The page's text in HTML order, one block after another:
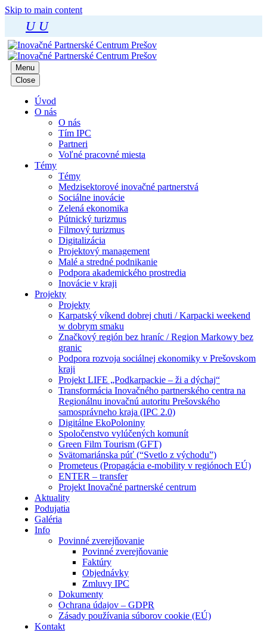
Skip to main content
U U
Menu
Close
Úvod
O nás
O nás
Tím IPC
Partneri
Voľné pracovné miesta
Témy
Témy
Medzisektorové inovačné partnerstvá
Sociálne inovácie
Zelená ekonomika
Pútnický turizmus
Filmový turizmus
Digitalizácia
Projektový management
Malé a stredné podnikanie
Podpora akademického prostredia
Inovácie v kraji
Projekty
Projekty
Karpatský víkend dobrej chuti / Karpacki weekend
w dobrym smaku
Značkový región bez hraníc / Region Markowy bez
granic
Podpora rozvoja sociálnej ekonomiky v Prešovskom
kraji
Projekt LIFE „Podkarpackie – ži a dýchaj“
Transformácia Inovačného partnerského centra na
Regionálnu inovačnú autoritu Prešovského
samosprávneho kraja (IPC 2.0)
Digitálne EkoPoloniny
Spoločenstvo vylúčených komunít
Green Film Tourism (GFT)
Svätomariánska púť (“Svetlo z východu”)
Prometeus (Propagácia e-mobility v regiónoch EÚ)
ENTER – transfer
Projekt Inovačné partnerské centrum
Aktuality
Podujatia
Galéria
Info
Povinné zverejňovanie
Povinné zverejňovanie
Faktúry
Objednávky
Zmluvy IPC
Dokumenty
Ochrana údajov – GDPR
Zásady používania súborov cookie (EÚ)
Kontakt